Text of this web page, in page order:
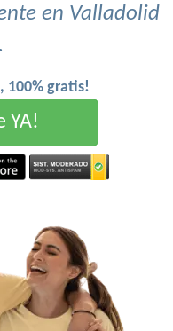
en Valladolid
100% gratis!
YA!